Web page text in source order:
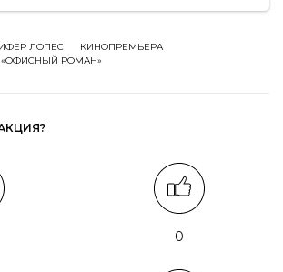
ЛОПЕС
КИНОПРЕМЬЕРА
РОМАН»
0